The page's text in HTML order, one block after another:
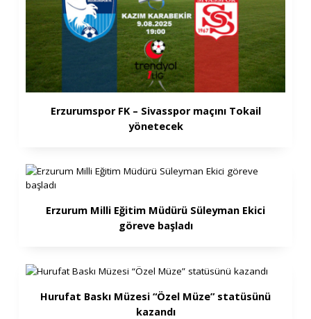
Erzurumspor FK – Sivasspor maçını Tokail
yönetecek
Erzurum Milli Eğitim Müdürü Süleyman Ekici
göreve başladı
Hurufat Baskı Müzesi “Özel Müze” statüsünü
kazandı